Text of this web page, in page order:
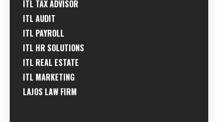
ITL TAX ADVISOR
ITL AUDIT
ITL PAYROLL
ITL HR SOLUTIONS
ITL REAL ESTATE
ITL MARKETING
LAJOS LAW FIRM